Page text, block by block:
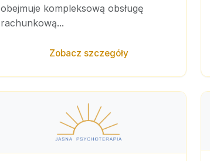
obejmuje kompleksową obsługę
rachunkową...
Zobacz szczegóły